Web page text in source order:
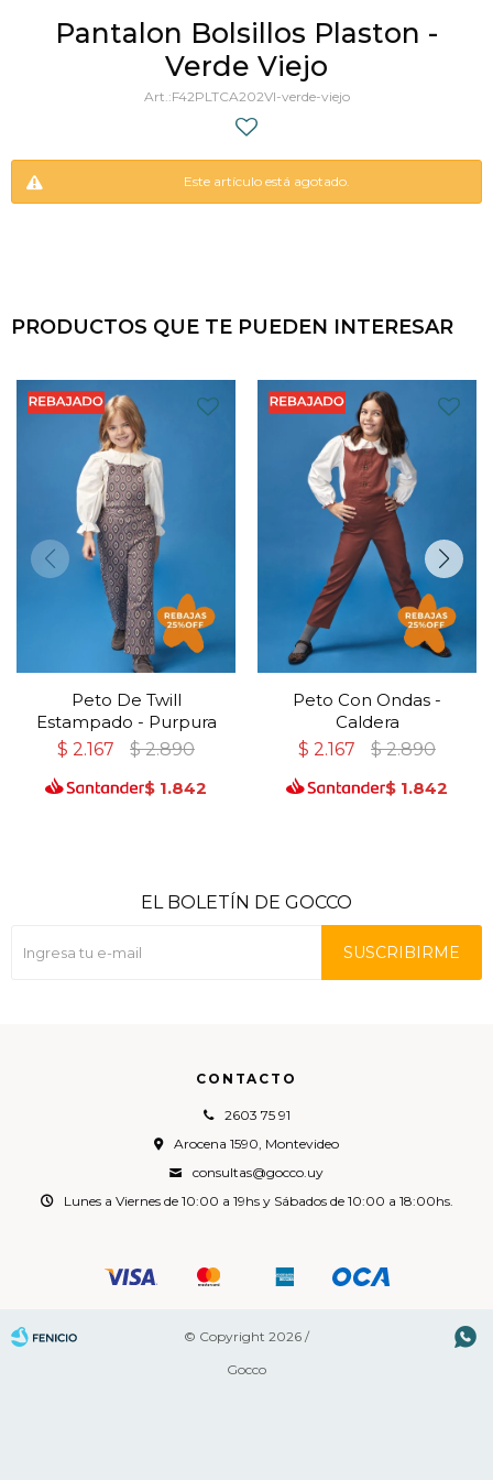
Pantalon Bolsillos Plaston -
Verde Viejo
F42PLTCA202VI-verde-viejo
Este artículo está agotado.
PRODUCTOS QUE TE PUEDEN INTERESAR
Peto De Twill
Estampado - Purpura
$ 2.167 $ 2.890
$ 1.842
Peto Con Ondas -
Caldera
$ 2.167 $ 2.890
$ 1.842
CONTACTO
2603 75 91
Arocena 1590, Montevideo
consultas@gocco.uy
Lunes a Viernes de 10:00 a 19hs y Sábados de 10:00 a 18:00hs.
EL BOLETÍN DE GOCCO
SUSCRIBIRME
© Copyright 2026 /
Gocco
